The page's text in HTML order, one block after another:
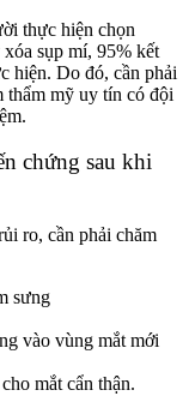
thực hiện chọn
sụp mí, 95% kết
hiện. Do đó, cần phải
thẩm mỹ uy tín có đội
chứng sau khi
ro, cần phải chăm
sưng
vào vùng mắt mới
mắt cẩn thận.